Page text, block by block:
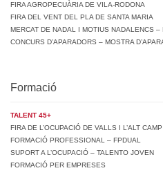
FIRA AGROPECUÀRIA DE VILA-RODONA
FIRA DEL VENT DEL PLA DE SANTA MARIA
MERCAT DE NADAL I MOTIUS NADALENCS –
CONCURS D’APARADORS – MOSTRA
Formació
TALENT 45+
FIRA DE L’OCUPACIÓ DE VALLS I L’ALT CAMP
FORMACIÓ PROFESSIONAL – FPDUAL
SUPORT A L’OCUPACIÓ – TALENTO JOVEN
FORMACIÓ PER EMPRESES